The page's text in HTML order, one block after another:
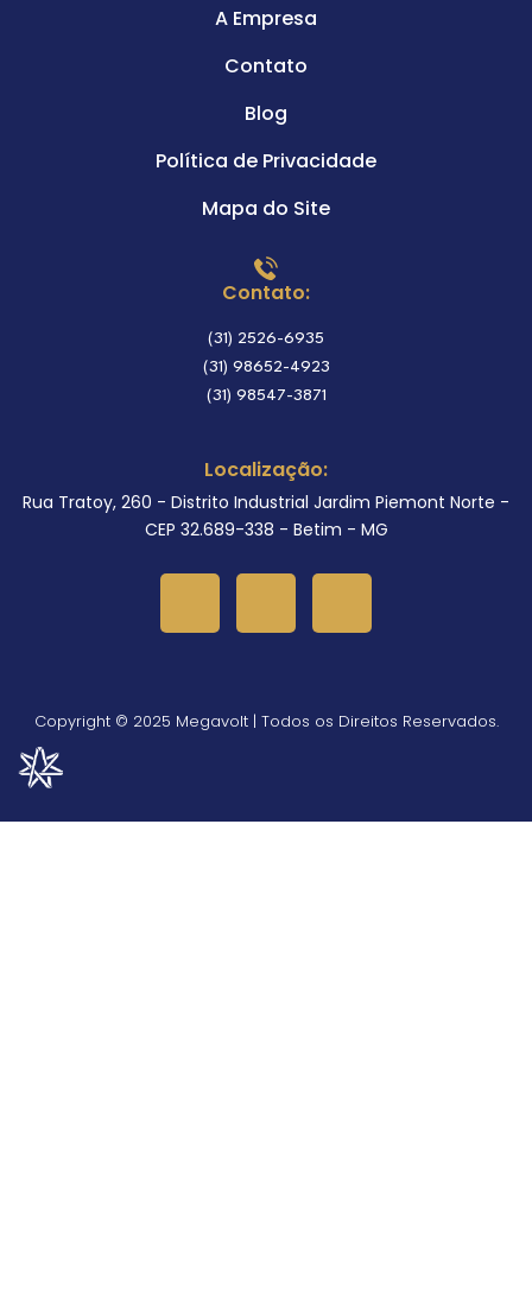
A Empresa
Contato
Blog
Política de Privacidade
Mapa do Site
Contato:
(31) 2526-6935
(31) 98652-4923
(31) 98547-3871
Localização:
Rua Tratoy, 260 - Distrito Industrial Jardim Piemont Norte -
CEP 32.689-338 - Betim - MG
Copyright © 2025 Megavolt | Todos os Direitos Reservados.